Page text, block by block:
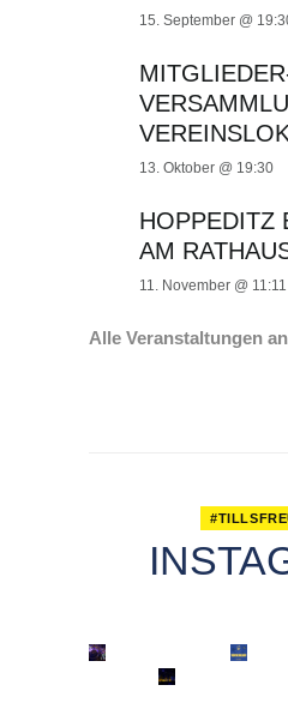
15. September @
13. Oktober @ 19:30
HOPPEDITZ
AM
11. November @ 11:11
Alle Veranstaltungen